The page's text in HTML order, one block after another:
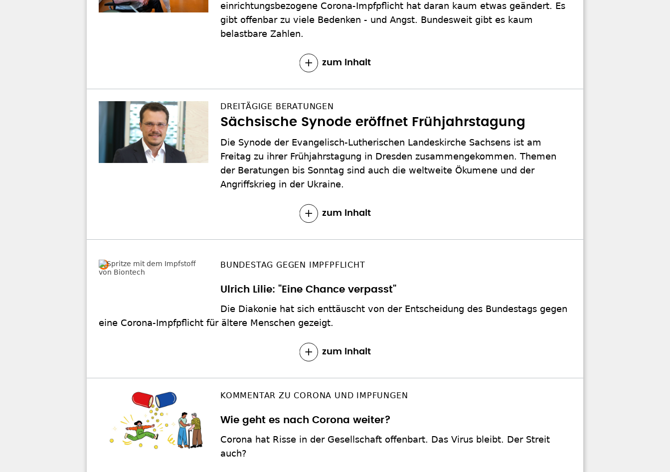
einrichtungsbezogene Corona-Impfpflicht hat daran kaum etwas geändert. Es
gibt offenbar zu viele Bedenken - und Angst. Bundesweit gibt es kaum
belastbare Zahlen.
zum Inhalt
DREITÄGIGE BERATUNGEN
Sächsische Synode eröffnet Frühjahrstagung
Die Synode der Evangelisch-Lutherischen Landeskirche Sachsens ist am
Freitag zu ihrer Frühjahrstagung in Dresden zusammengekommen. Themen
der Beratungen bis Sonntag sind auch die weltweite Ökumene und der
Angriffskrieg in der Ukraine.
zum Inhalt
BUNDESTAG GEGEN IMPFPFLICHT
Ulrich Lilie: "Eine Chance verpasst"
Die Diakonie hat sich enttäuscht von der Entscheidung des Bundestags gegen
eine Corona-Impfpflicht für ältere Menschen gezeigt.
zum Inhalt
KOMMENTAR ZU CORONA UND IMPFUNGEN
Wie geht es nach Corona weiter?
Corona hat Risse in der Gesellschaft offenbart. Das Virus bleibt. Der Streit
auch?